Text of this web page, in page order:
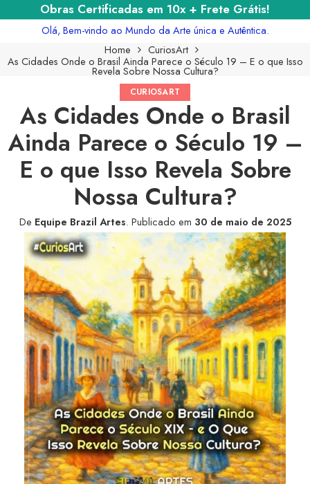
Obras Certificadas em 10x + Frete Grátis!
Olá, Bem-vindo ao Mundo da Arte única e Autêntica.
Home
CuriosArt
As Cidades Onde o Brasil Ainda Parece o Século 19 – E o que Isso
Revela Sobre Nossa Cultura?
CURIOSART
As Cidades Onde o Brasil
Ainda Parece o Século 19 –
E o que Isso Revela Sobre
Nossa Cultura?
De Equipe Brazil Artes. Publicado em 30 de maio de 2025